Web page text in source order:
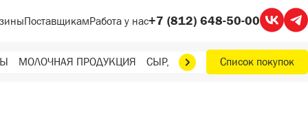
ПоставщикамРабота у нас+7 (812) 648-50-00
МОЛОЧНАЯ ПРОДУКЦИЯ СЫР, МАСЛО, ЯЙЦА ФРУКТЫ,
Список покупок